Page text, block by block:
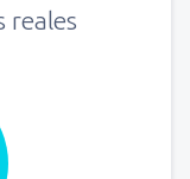
reales